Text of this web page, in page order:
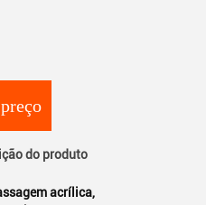
do produto
acrílica,